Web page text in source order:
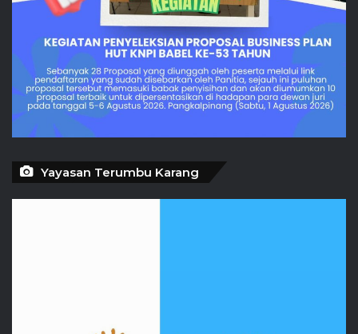
Yayasan Terumbu Karang